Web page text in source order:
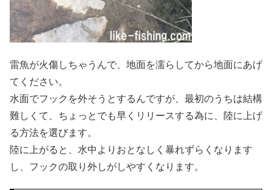
雷魚が火傷しちゃうんで、地面を濡らしてから地面にあげ
てください。
水面でフックを外そうとするんですが、最初のうちは結構
難しくて、ちょっとでも早くリリースする為に、陸に上げ
る方法を選びます。
陸に上がると、水中よりおとなしく暴れずらくなります
し、フックの取り外しがしやすくなります。